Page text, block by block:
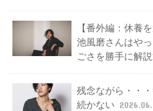
【番外編：休養
池風磨さんはや
ごさを勝手に解
残念ながら・・
続かない